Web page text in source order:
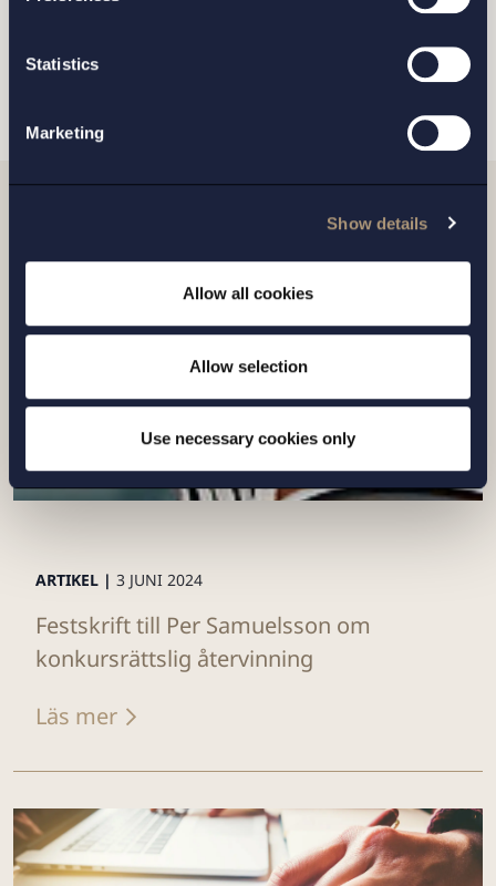
Statistics
Marketing
Show details
Allow all cookies
Allow selection
Use necessary cookies only
SKICKA
Relaterade nyheter
ARTIKEL | 3 JUNI 2024
Festskrift till Per Samuelsson om
konkursrättslig återvinning
Läs mer